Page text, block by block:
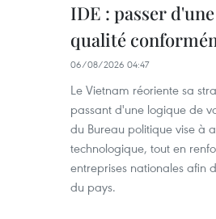
IDE : passer
qualité
06/08/2026 04:47
Le Vietnam réoriente sa
passant d'une logique de
du Bureau politique vise à
technologique, tout en
entreprises nationales afin
du pays. ​